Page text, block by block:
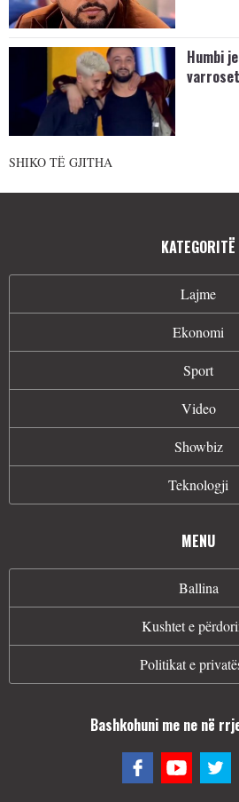
Humbi
SHIKO TË GJITHA
KATEGORITË
Lajme
Ekonomi
Sport
Video
Showbiz
Teknologji
MENU
Ballina
Kushtet e
Politikat e
Bashkohuni me ne në